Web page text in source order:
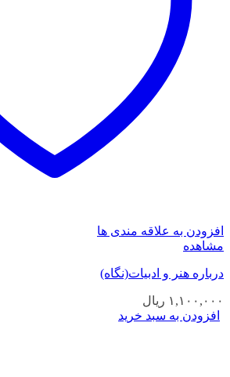
افزودن به علاقه مندی ها
مشاهده
درباره هنر و ادبیات(نگاه)
۱,۱۰۰,۰۰۰ ریال
افزودن به سبد خرید